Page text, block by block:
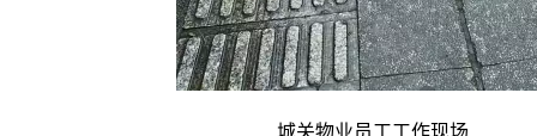
城关物业员工工作现场